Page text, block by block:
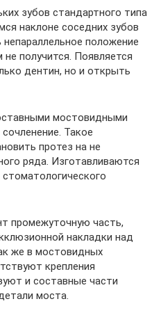
зубов стандартного типа
наклоне соседних зубов
непараллельное положение
получится. Появляется
дентин, но и открыть
мостовидными
Такое
протез на не
ряда. Изготавливаются
промежуточную часть,
накладки над
же в мостовидных
крепления
и составные части
моста.